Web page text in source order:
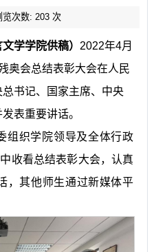
览次数: 203次
学学院供稿） 2022年4月
奥会总结表彰大会在人民
书记、国家主席、中央
表重要讲话。
组织学院领导及全体行政
收看总结表彰大会，认真
，其他师生通过新媒体平